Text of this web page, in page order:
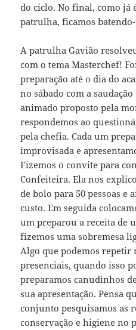
do ciclo. No final, como já
patrulha, ficamos
A patrulha Gavião
com o tema Masterchef!
preparação até o dia do
no sábado com a
animado proposto pela
respondemos ao
pela chefia. Cada um
improvisada e
Fizemos o convite para
Confeiteira. Ela nos
de bolo para 50 pessoas e
custo. Em seguida
um preparou a receita de
fizemos uma sobremesa
Algo que podemos repetir
presenciais, quando isso
preparamos canudinhos
sua apresentação. Pensa
conjunto pesquisamos as
conservação e higiene no